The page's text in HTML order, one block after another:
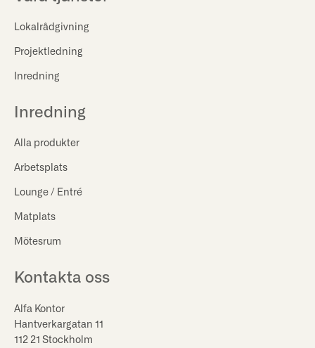
Lokalrådgivning
Projektledning
Inredning
Inredning
Alla produkter
Arbetsplats
Lounge / Entré
Matplats
Mötesrum
Kontakta oss
Alfa Kontor
Hantverkargatan 11
112 21 Stockholm